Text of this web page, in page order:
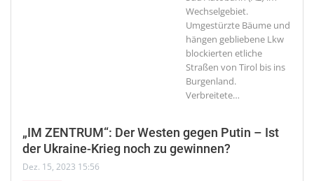
Wechselgebiet.
Umgestürzte Bäume und
hängen gebliebene Lkw
blockierten etliche
Straßen von Tirol bis ins
Burgenland.
Verbreitete…
„IM ZENTRUM“: Der Westen gegen Putin – Ist
der Ukraine-Krieg noch zu gewinnen?
Dez. 15, 2023 15:56